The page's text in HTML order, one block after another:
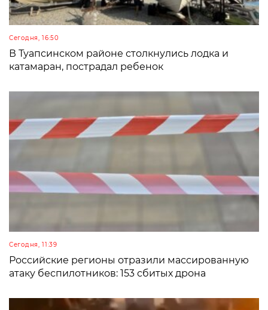
Сегодня, 16:50
В Туапсинском районе столкнулись лодка и
катамаран, пострадал ребенок
Сегодня, 11:39
Российские регионы отразили массированную
атаку беспилотников: 153 сбитых дрона